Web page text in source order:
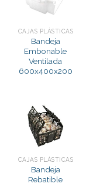
CAJAS PLÁSTICAS
Bandeja
Embonable
Ventilada
600x400x200
CAJAS PLÁSTICAS
Bandeja
Rebatible